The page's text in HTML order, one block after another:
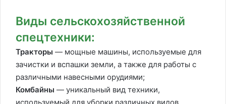
Виды сельскохозяйственной
спецтехники:
Тракторы — мощные машины, используемые для
зачистки и вспашки земли, а также для работы с
различными навесными орудиями;
Комбайны — уникальный вид техники,